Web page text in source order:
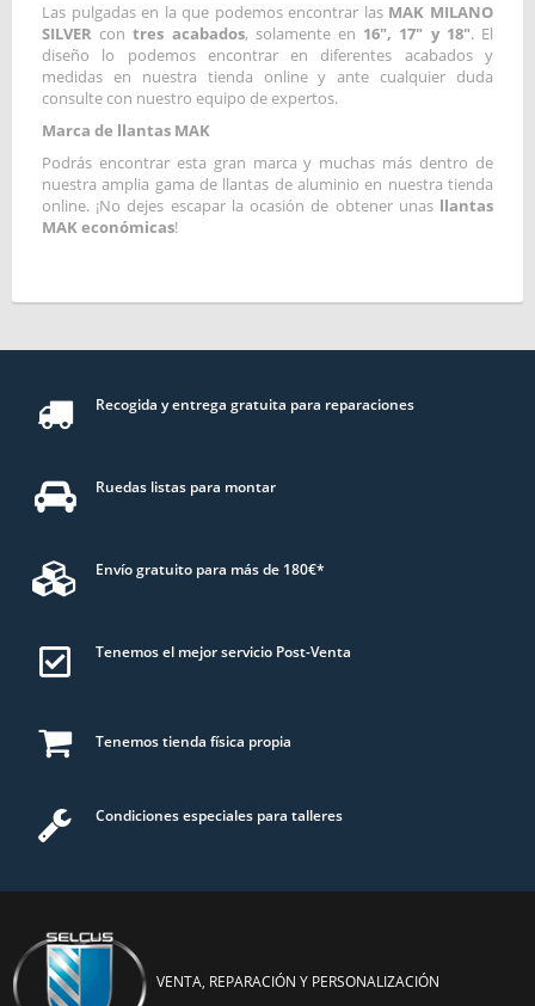
Las pulgadas en la que podemos encontrar las MAK MILANO
SILVER con tres acabados, solamente en 16", 17" y 18". El
diseño lo podemos encontrar en diferentes acabados y
medidas en nuestra tienda online y ante cualquier duda
consulte con nuestro equipo de expertos.
Marca de llantas MAK
Podrás encontrar esta gran marca y muchas más dentro de
nuestra amplia gama de llantas de aluminio en nuestra tienda
online. ¡No dejes escapar la ocasión de obtener unas llantas
MAK económicas!
Recogida y entrega gratuita para reparaciones
Ruedas listas para montar
Envío gratuito para más de 180€*
Tenemos el mejor servicio Post-Venta
Tenemos tienda física propia
Condiciones especiales para talleres
VENTA, REPARACIÓN Y PERSONALIZACIÓN